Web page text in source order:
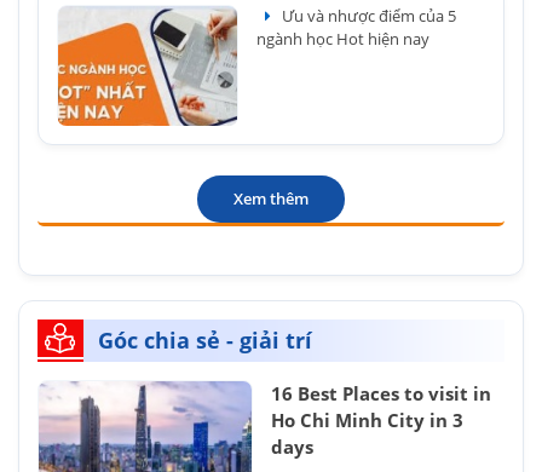
Ưu và nhược điểm của 5
ngành học Hot hiện nay
Xem thêm
Góc chia sẻ - giải trí
16 Best Places to visit in
Ho Chi Minh City in 3
days